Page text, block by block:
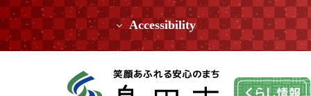
Accessibility